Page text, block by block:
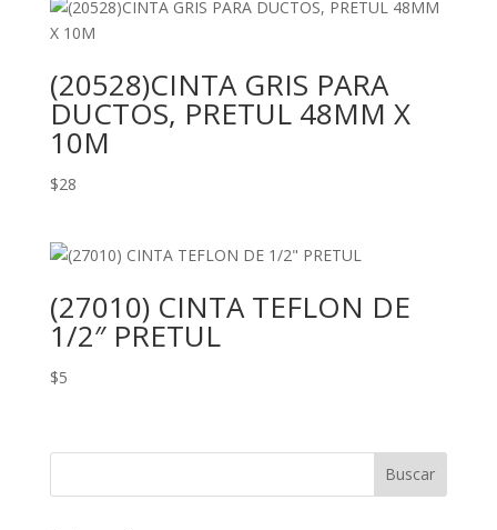
(20528)CINTA GRIS PARA
DUCTOS, PRETUL 48MM X
10M
$28
(27010) CINTA TEFLON DE
1/2″ PRETUL
$5